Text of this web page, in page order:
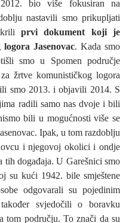
bio više fokusiran na
nastavili smo prikupljati
prvi dokument koji je
Jasenovac. Kada smo
smo u Spomen područje
žrtve komunističkog logora
smo 2013. i objavili 2014. S
radili samo nas dvoje i bili
bili u mogućnosti više se
Ipak, u tom razdoblju
i njegovoj okolici i ondje
tih događaja. U Garešnici smo
su kući 1942. bile smještene
odgovarali su pojedinim
svjedočili o boravku
tom području. To znači da su